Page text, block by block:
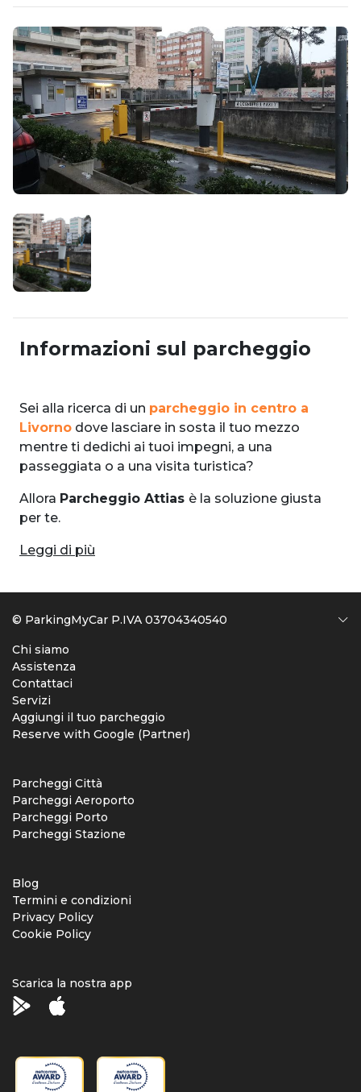
Informazioni sul parcheggio
Sei alla ricerca di un parcheggio in centro a
Livorno dove lasciare in sosta il tuo mezzo
mentre ti dedichi ai tuoi impegni, a una
passeggiata o a una visita turistica?
Allora Parcheggio Attias è la soluzione giusta
per te.
Leggi di più
© ParkingMyCar P.IVA 03704340540
Chi siamo
Assistenza
Contattaci
Servizi
Aggiungi il tuo parcheggio
Reserve with Google (Partner)
Parcheggi Città
Parcheggi Aeroporto
Parcheggi Porto
Parcheggi Stazione
Blog
Termini e condizioni
Privacy Policy
Cookie Policy
Scarica la nostra app